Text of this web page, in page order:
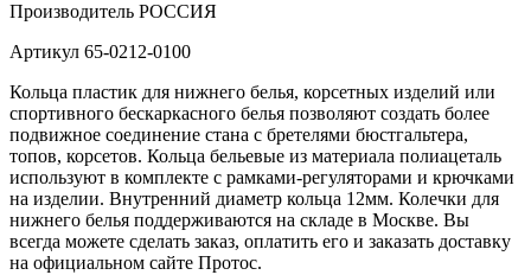
Производитель РОССИЯ
Артикул 65-0212-0100
Кольца пластик для нижнего белья, корсетных изделий или
спортивного бескаркасного белья позволяют создать более
подвижное соединение стана с бретелями бюстгальтера,
топов, корсетов. Кольца бельевые из материала полиацеталь
используют в комплекте с рамками-регуляторами и крючками
на изделии. Внутренний диаметр кольца 12мм. Колечки для
нижнего белья поддерживаются на складе в Москве. Вы
всегда можете сделать заказ, оплатить его и заказать доставку
на официальном сайте Протос.